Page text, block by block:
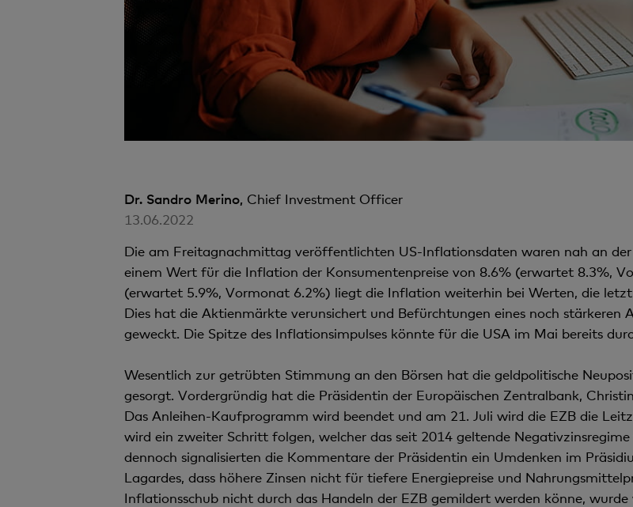
Dr. Sandro Merino, Chief Investment Officer
13.06.2022
Die am Freitagnachmittag veröffentlichten US-Inflationsdaten waren nah an
einem Wert für die Inflation der Konsumentenpreise von 8.6% (erwartet 8.3%,
(erwartet 5.9%, Vormonat 6.2%) liegt die Inflation weiterhin bei Werten, die
Dies hat die Aktienmärkte verunsichert und Befürchtungen eines noch stärkeren
geweckt. Die Spitze des Inflationsimpulses könnte für die USA im Mai bereits
Wesentlich zur getrübten Stimmung an den Börsen hat die geldpolitische
gesorgt. Vordergründig hat die Präsidentin der Europäischen Zentralbank,
Das Anleihen-Kaufprogramm wird beendet und am 21. Juli wird die EZB die
wird ein zweiter Schritt folgen, welcher das seit 2014 geltende
dennoch signalisierten die Kommentare der Präsidentin ein Umdenken im
Lagardes, dass höhere Zinsen nicht für tiefere Energiepreise und
Inflationsschub nicht durch das Handeln der EZB gemildert werden könne, wurde